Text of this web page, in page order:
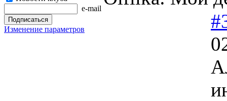
e-mail
Изменение параметров